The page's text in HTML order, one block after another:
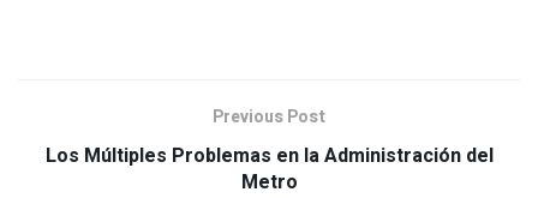
Previous Post
Los Múltiples Problemas en la Administración del
Metro